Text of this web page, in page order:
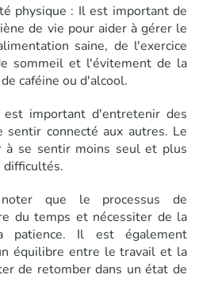
physique : Il est important de
de vie pour aider à gérer le
saine, de l'exercice
sommeil et l'évitement de la
caféine ou d'alcool.
important d'entretenir des
connecté aux autres. Le
à se sentir moins seul et plus
difficultés.
que le processus de
du temps et nécessiter de la
patience. Il est également
équilibre entre le travail et la
de retomber dans un état de